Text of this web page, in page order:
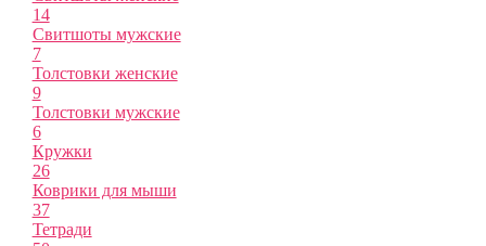
14
Свитшоты мужские
7
Толстовки женские
9
Толстовки мужские
6
Кружки
26
Коврики для мыши
37
Тетради